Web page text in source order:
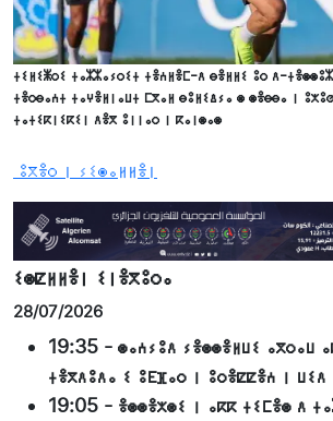
ⵜⵉⵍⵉⵥⵔⵉ ⵜⴰⵣⵣⴰⵢⵔⵉⵜ ⵜⴻⵄⵍⴻⵎ-ⴷ ⴱⴻⵍⵍⵉ ⵓⵔ ⴷ-
ⵜⴻⵔⴱⴰⵄⵜ ⵜⴰⵖⴻⵍⵏⴰⵡⵜ ⵎⴳⴰⵍ ⴱⵓⵍⵉⵠⵢⴰ ⵙ ⵙⴻⴱⴱⴰ ⵏ
ⵜⴰⵜⵉⴽⵏⵉⴽⵉⵏ ⴷⴻⴳ ⵓⵏⵏⴰⵔ ⵏ ⴽⴰⵏⵙⴰⵙ
ⵓⴳⴻⵔ ⵏ ⵢⵉⵙⴰⵍⵍⴻⵏ
ⵉⵙⵇⵍⵍⴻⵏ ⵉⵏⴻⴳⵓⵔⴰ
28/07/2026
19:35 - ⵙⴰⵄⵢⵓⴷ ⵢⴻⵙⵙⴻⵍⵡⵉ ⴰⴳⵔⴰⵡ
ⵜⴻⴳⴷⵓⴷⴰ ⵉ ⵓⴹⴼⴰⵔ ⵏ ⵓⵔⴻⵇⵇⴻⵄ ⵏ ⵡⵉⴷ
19:05 - ⴻⵙⵙⴻⵅⵙⵉ ⵏ ⴰⴽⴽ ⵜⵉⵎⴻⵙ ⴷ